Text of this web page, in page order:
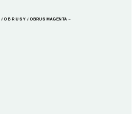
/OBRUSY / OBRUS MAGENTA –